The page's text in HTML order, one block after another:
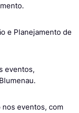
e Planejamento de
eventos,
nos eventos, com